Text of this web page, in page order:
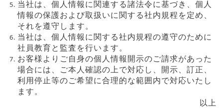
当社は、個人情報に関連する諸法令に基づき、個人
情報の保護および取扱いに関する社内規程を定め、
それを遵守します。
当社は、個人情報に関する社内規程の遵守のために
社員教育と監査を行います。
お客様よりご自身の個人情報開示のご請求があった
場合には、ご本人確認の上で対応し、開示、訂正、
利用停止等のご希望に合理的な範囲内で対応いたし
ます。
以上